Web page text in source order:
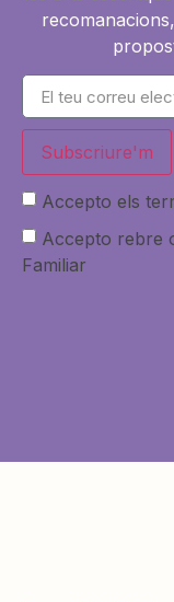
Subscriure'm
Accepto els
Accepto rebre
Familiar